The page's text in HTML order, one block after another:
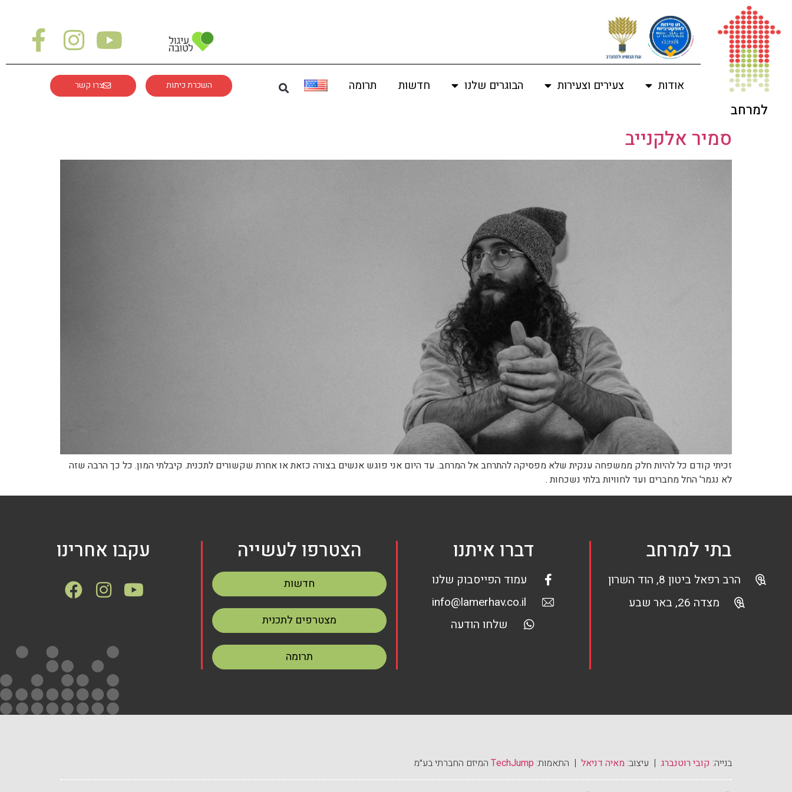
למרחב
אודות צעירים וצעירות הבוגרים שלנו חדשות תרומה השכרת כיתות צרו קשר
סמיר אלקנייב
זכיתי קודם כל להיות חלק ממשפחה ענקית שלא מפסיקה להתרחב אל המרחב. עד היום אני פוגש אנשים בצורה כזאת או אחרת שקשורים לתכנית. קיבלתי המון. כל כך הרבה שזה
לא נגמר' החל מחברים ועד לחוויות בלתי נשכחות .
בתי למרחב
הרב רפאל ביטון 8, הוד השרון
מצדה 26, באר שבע
דברו איתנו
עמוד הפייסבוק שלנו
info@lamerhav.co.il
שלחו הודעה
הצטרפו לעשייה
חדשות
מצטרפים לתכנית
תרומה
עקבו אחרינו
בנייה: קובי רוטנברג | עיצוב: מאיה דניאל | התאמות: TechJump המיזם החברתי בע״מ